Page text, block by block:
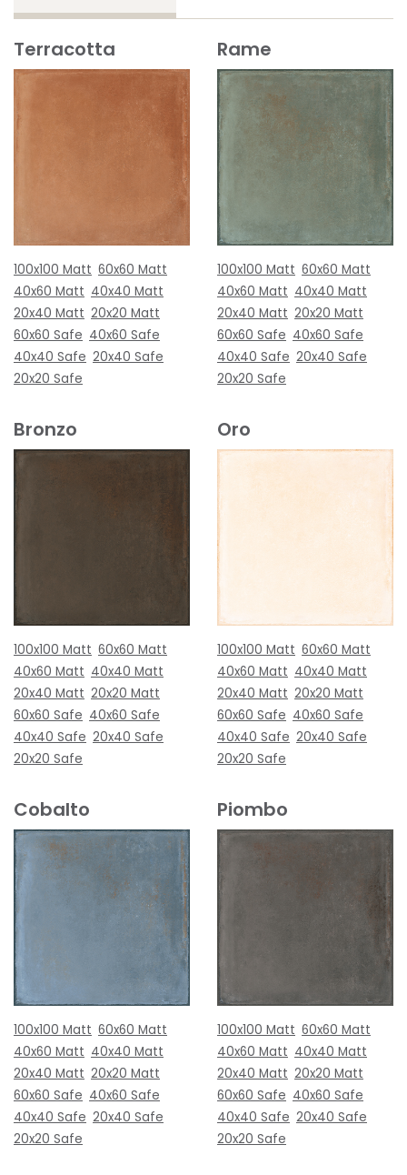
Terracotta
100x100 Matt 60x60 Matt
40x60 Matt 40x40 Matt
20x40 Matt 20x20 Matt
60x60 Safe 40x60 Safe
40x40 Safe 20x40 Safe
20x20 Safe
Rame
100x100 Matt 60x60 Matt
40x60 Matt 40x40 Matt
20x40 Matt 20x20 Matt
60x60 Safe 40x60 Safe
40x40 Safe 20x40 Safe
20x20 Safe
Bronzo
100x100 Matt 60x60 Matt
40x60 Matt 40x40 Matt
20x40 Matt 20x20 Matt
60x60 Safe 40x60 Safe
40x40 Safe 20x40 Safe
20x20 Safe
Oro
100x100 Matt 60x60 Matt
40x60 Matt 40x40 Matt
20x40 Matt 20x20 Matt
60x60 Safe 40x60 Safe
40x40 Safe 20x40 Safe
20x20 Safe
Cobalto
100x100 Matt 60x60 Matt
40x60 Matt 40x40 Matt
20x40 Matt 20x20 Matt
60x60 Safe 40x60 Safe
40x40 Safe 20x40 Safe
20x20 Safe
Piombo
100x100 Matt 60x60 Matt
40x60 Matt 40x40 Matt
20x40 Matt 20x20 Matt
60x60 Safe 40x60 Safe
40x40 Safe 20x40 Safe
20x20 Safe